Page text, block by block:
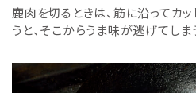
鹿肉を切るときは、筋に沿ってカッ
うと、そこからうま味が逃げてしま